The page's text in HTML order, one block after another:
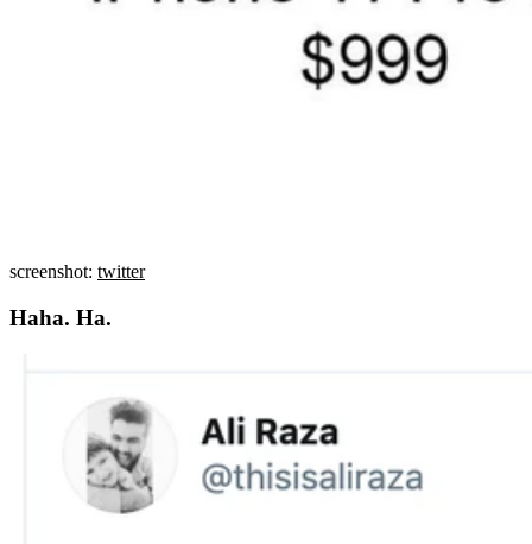
screenshot: twitter
Haha. Ha.